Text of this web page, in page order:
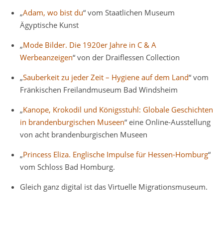
„Adam, wo bist du“ vom Staatlichen Museum
Ägyptische Kunst
„Mode Bilder. Die 1920er Jahre in C & A
Werbeanzeigen“ von der Draiflessen Collection
„Sauberkeit zu jeder Zeit – Hygiene auf dem Land“ vom
Fränkischen Freilandmuseum Bad Windsheim
„Kanope, Krokodil und Königsstuhl: Globale Geschichten
in brandenburgischen Museen“ eine Online-Ausstellung
von acht brandenburgischen Museen
„Princess Eliza. Englische Impulse für Hessen-Homburg“
vom Schloss Bad Homburg.
Gleich ganz digital ist das Virtuelle Migrationsmuseum.